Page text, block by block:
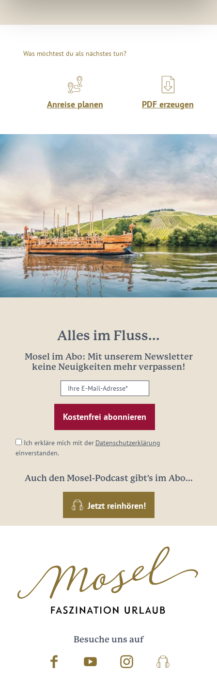
Was möchtest du als nächstes tun?
Anreise planen PDF erzeugen
Alles im Fluss...
Mosel im Abo: Mit unserem Newsletter
keine Neuigkeiten mehr verpassen!
Ihre
E-
Mail-
Adresse:
Ich erkläre mich mit der Datenschutzerklärung
einverstanden.
Auch den Mosel-Podcast gibt's im Abo...
Jetzt reinhören!
Besuche uns auf
Facebook Youtube InstagramPodcast